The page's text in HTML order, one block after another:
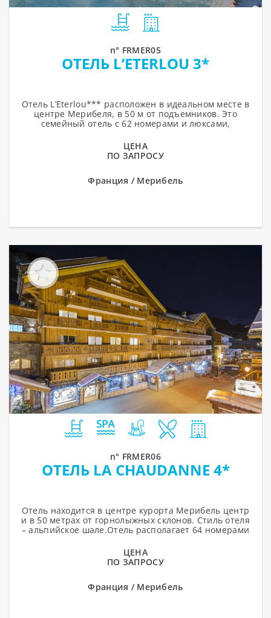
n° FRMER05
ОТЕЛЬ L’ETERLOU 3*
Отель L’Eterlou*** расположен в идеальном месте в
центре Мерибеля, в 50 м от подъемников. Это
семейный отель с 62 номерами и люксами,
ЦЕНА
ПО ЗАПРОСУ
Франция / Мерибель
n° FRMER06
ОТЕЛЬ LA CHAUDANNE 4*
Отель находится в центре курорта Мерибель центр
и в 50 метрах от горнолыжных склонов. Стиль отеля
– альпийское шале.Отель располагает 64 номерами
ЦЕНА
ПО ЗАПРОСУ
Франция / Мерибель